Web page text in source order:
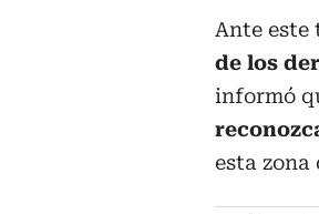
Ante este
de los
informó
esta zona